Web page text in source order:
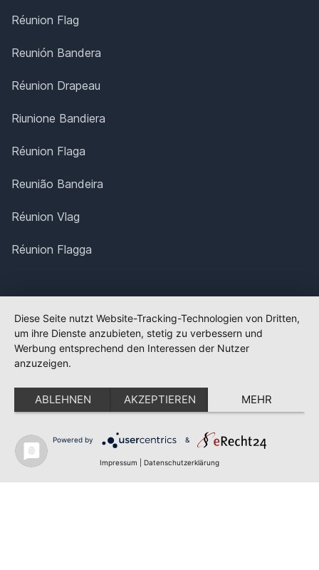
Réunion Flag
Reunión Bandera
Réunion Drapeau
Riunione Bandiera
Réunion Flaga
Reunião Bandeira
Réunion Vlag
Réunion Flagga
Diese Seite nutzt Website-Tracking-Technologien von Dritten,
um ihre Dienste anzubieten, stetig zu verbessern und
Werbung entsprechend den Interessen der Nutzer
anzuzeigen.
ABLEHNEN AKZEPTIEREN MEHR
Powered by &
Impressum Datenschutzerklärung